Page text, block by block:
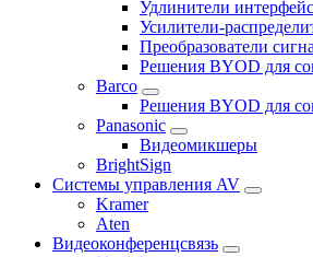
Удлинители
Усилители-
Преобразователи
Решения BYOD для
Barco
Решения BYOD для
Panasonic
Видеомикшеры
BrightSign
Системы управления AV
Kramer
Aten
Видеоконференцсвязь